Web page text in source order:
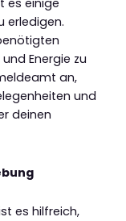
erledigen.
Energie zu
an,
und
deinen
es hilfreich,